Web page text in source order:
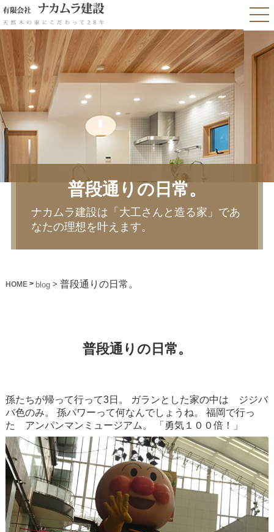
普段通りの日常。
ナカムラ建設は「大工さんと造る家」であ
なたの理想を叶えます。
HOME> blog> 普段通りの日常。
普段通りの日常。
孫たちが帰って行って3日。
ガランとした家の中は ジジバ
バ色のみ。
孫パワーって何なんでしょうね。
福岡で行っ
た アンパンマンミュージアム。
「勇気１００倍！」